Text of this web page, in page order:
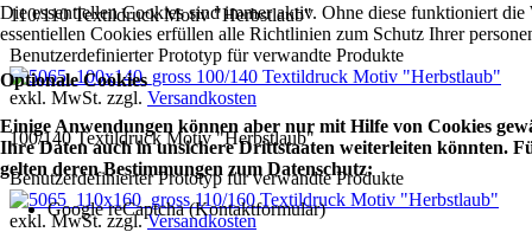
110/110 Textildruck Motiv "Herbstlaub"
Benutzerdefinierter Prototyp für verwandte Produkte
100/140 Textildruck Motiv "Herbstlaub"
exkl. MwSt. zzgl. Versandkosten
100/140 Textildruck Motiv "Herbstlaub"
Benutzerdefinierter Prototyp für verwandte Produkte
110/160 Textildruck Motiv "Herbstlaub"
exkl. MwSt. zzgl.Versandkosten
Die essentiellen Cookies sind immer aktiv. Ohne diese funktioniert die
essentiellen Cookies erfüllen alle Richtlinien zum Schutz Ihrer
Optionale Cookies
Einige Anwendungen können aber nur mit Hilfe von Cookies
Ihre Daten auch in unsichere Drittstaaten weiterleiten könnten.
gelten deren Bestimmungen zum Datenschutz:
Google reCaptcha (Kontaktformular)